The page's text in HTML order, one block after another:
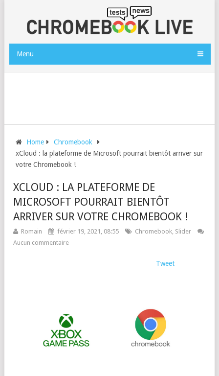
Menu
Home
Chromebook
xCloud : la plateforme de Microsoft pourrait bientôt arriver sur
votre Chromebook !
XCLOUD : LA PLATEFORME DE
MICROSOFT POURRAIT BIENTÔT
ARRIVER SUR VOTRE CHROMEBOOK !
Romain février 19, 2021, 08:55 Chromebook, Slider
Aucun commentaire
Tweet